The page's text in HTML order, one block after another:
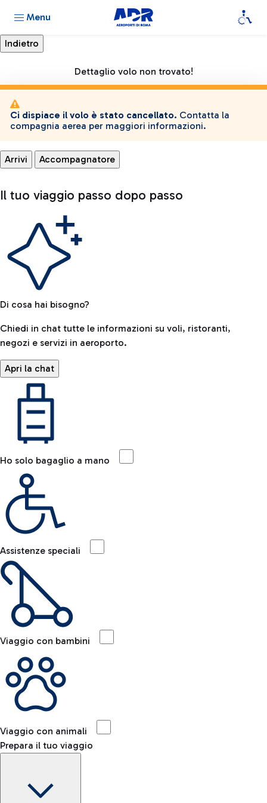
Menu
Dettaglio volo non trovato!
Ci dispiace il volo è stato cancellato. Contatta la
compagnia aerea per maggiori informazioni.
Arrivi Accompagnatore
Il tuo viaggio passo dopo passo
Di cosa hai bisogno?
Chiedi in chat tutte le informazioni su voli, ristoranti,
negozi e servizi in aeroporto.
Apri la chat
Ho solo bagaglio a mano
Assistenze speciali
Viaggio con bambini
Viaggio con animali
Prepara il tuo viaggio